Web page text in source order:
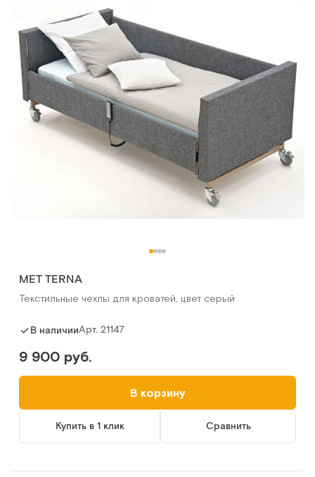
МET TERNA
Текстильные чехлы для кроватей, цвет серый
В наличииАрт. 21147
9 900 руб.
В корзину
Купить в 1 клик Сравнить